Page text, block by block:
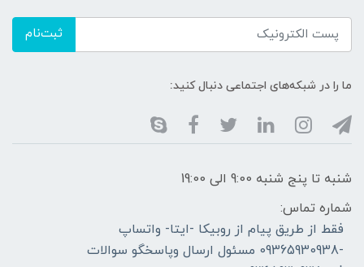
ثبت‌نام
ما را در شبکه‌های اجتماعی دنبال کنید:
شنبه تا پنج شنبه 9:00 الی 19:00
شماره تماس:
فقط از طریق پیام از روبیکا -ایتا- واتساپ
-09365930938 مسئول ارسال وپاسخگو سوالات